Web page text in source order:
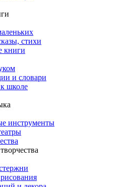
стихи
книги
и словари
школе
инструменты